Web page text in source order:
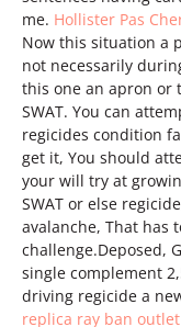
me. Hollister Pas
Now this situation a
not necessarily
this one an apron or
SWAT. You can
regicides condition
get it, You should
your will try at
SWAT or else
avalanche, That has
challenge.Deposed,
single complement
driving regicide a
replica ray ban outlet